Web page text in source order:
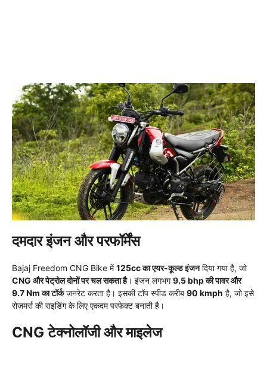
दमदार इंजन और परफॉर्मेंस
Bajaj Freedom CNG Bike में125cc का एयर-कूल्ड इंजनदिया गया है, जो
CNG और पेट्रोल दोनों पर चल सकता है। इंजन लगभग9.5 bhp की पावर और
9.7 Nm का टॉर्कजनरेट करता है। इसकी टॉप स्पीड करीब 90 kmph है, जो इसे
रोज़मर्रा की राइडिंग के लिए एकदम परफेक्ट बनाती है।
CNG टेक्नोलॉजी और माइलेज